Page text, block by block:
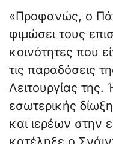
«Προφανώς, ο
φιμώσει τους
κοινότητες που
τις παραδόσεις
Λειτουργίας της.
εσωτερικής
και ιερέων στην